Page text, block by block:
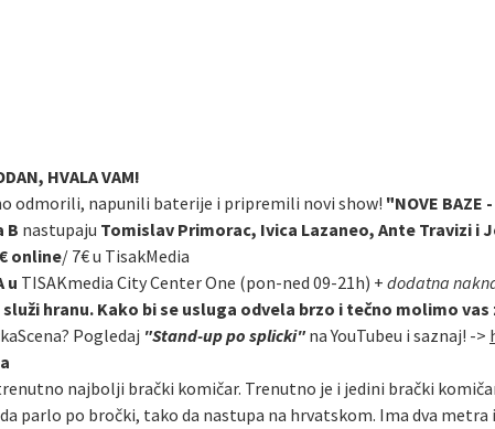
HVALA VAM!
odmorili, napunili baterije i pripremili novi show! "NOVE BAZE
B nastupaju Tomislav Primorac, Ivica Lazaneo, Ante Travizi i
online/ 7€ u TisakMedia
u TISAKmedia City Center One (pon-ned 09-21h) + dodatna
služi hranu. Kako bi se usluga odvela brzo i tečno molimo
Pogledaj "Stand-up po splicki" na YouTubeu i saznaj! ->
najbolji brački komičar. Trenutno je i jedini brački
parlo po bročki, tako da nastupa na hrvatskom. Ima dva metra